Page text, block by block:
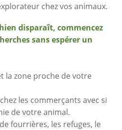
chez vos animaux.
disparaît, commencez
sans espérer un
zone proche de votre
les commerçants avec si
de votre animal.
fourrières, les refuges, le